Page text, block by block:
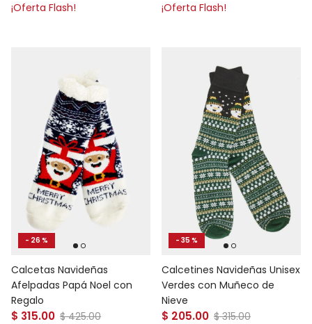
¡Oferta Flash!
¡Oferta Flash!
- 26 %
Calcetas Navideñas
Afelpadas Papá Noel con
Regalo
Precio de venta
$ 315.00 Precio normal
$ 425.00
- 35 %
Calcetines Navideñas Unisex
Verdes con Muñeco de
Nieve
Precio de venta
$ 205.00 Precio normal
$ 315.00